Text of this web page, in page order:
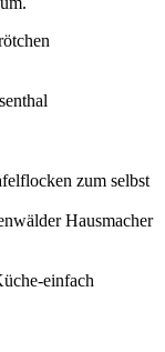
zum selbst
Hausmacher
einfach